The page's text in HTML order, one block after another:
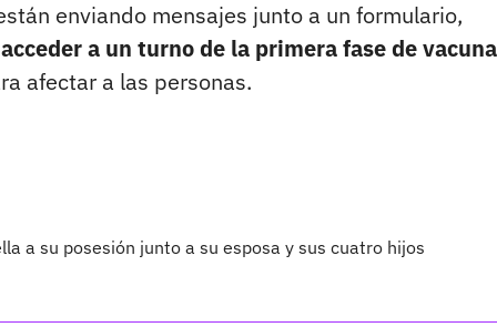
enviando mensajes junto a un formulario,
a un turno de la primera fase de
afectar a las personas.
a su posesión junto a su esposa y sus cuatro hijos